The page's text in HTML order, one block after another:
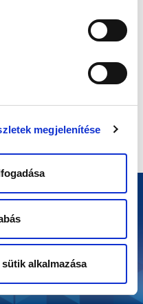
megjelenítése
alkalmazása